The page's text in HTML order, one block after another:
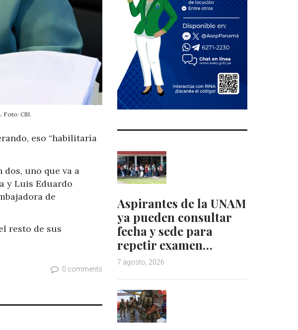
CSJ.
eso “habilitaría
uno que va a
y Luis Eduardo
de
resto de sus
0 comments
Aspirantes de la UNAM
ya pueden consultar
fecha y sede para
repetir examen…
7 agosto, 2026